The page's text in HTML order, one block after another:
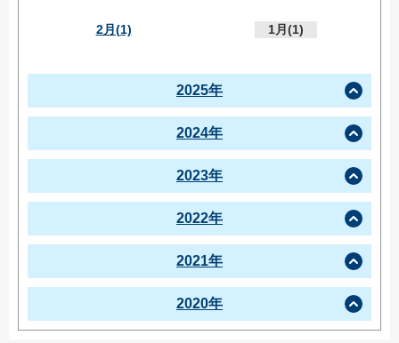
2月(1) 1月(1)
2025年
2024年
2023年
2022年
2021年
2020年